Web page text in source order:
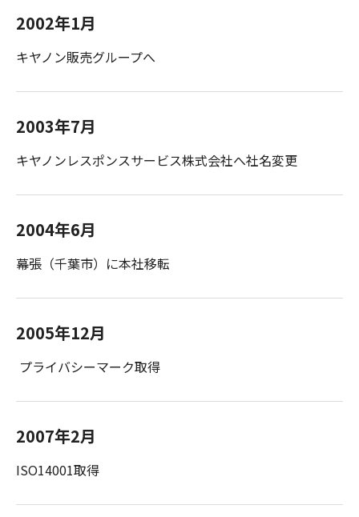
2002年1月
キヤノン販売グループへ
2003年7月
キヤノンレスポンスサービス株式会社へ社名変更
2004年6月
幕張（千葉市）に本社移転
2005年12月
プライバシーマーク取得
2007年2月
ISO14001取得